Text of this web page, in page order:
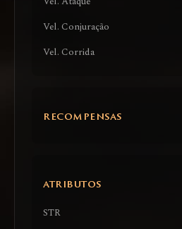
Vel. Conjuração
Vel. Corrida
RECOMPENSAS
ATRIBUTOS
STR